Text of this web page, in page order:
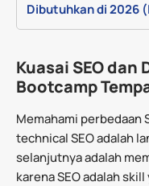
Dibutuhkan di 2026
Kuasai SEO
Bootcamp
Memahami perbedaan
technical SEO adalah
selanjutnya adalah
karena SEO adalah